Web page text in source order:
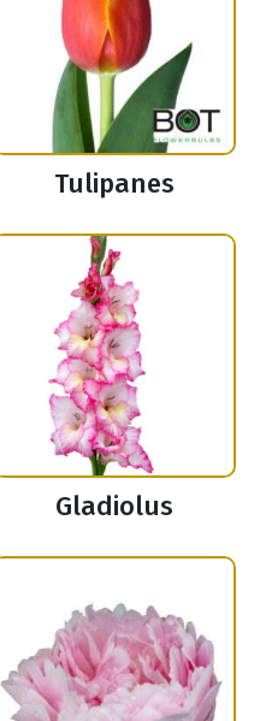
Tulipanes
Gladiolus